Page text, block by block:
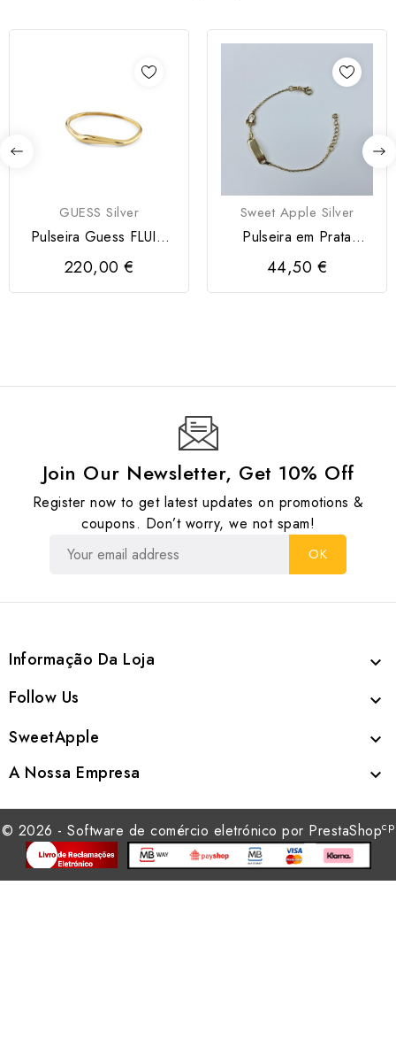
GUESS Silver
Pulseira Guess FLUID
Silver
220,00 €
Sweet Apple Silver
Pulseira em Prata
Dourada 925, com
Foguetão
44,50 €
Join Our Newsletter, Get 10% Off
Register now to get latest updates on promotions &
coupons. Don’t worry, we not spam!
Informação Da Loja 
Follow Us 
SweetApple 
A Nossa Empresa 
© 2026 - Software de comércio eletrónico por PrestaShopcp